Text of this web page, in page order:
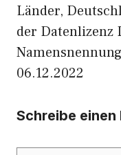
Länder,
der Datenlizenz
06.12.2022
Schreibe einen